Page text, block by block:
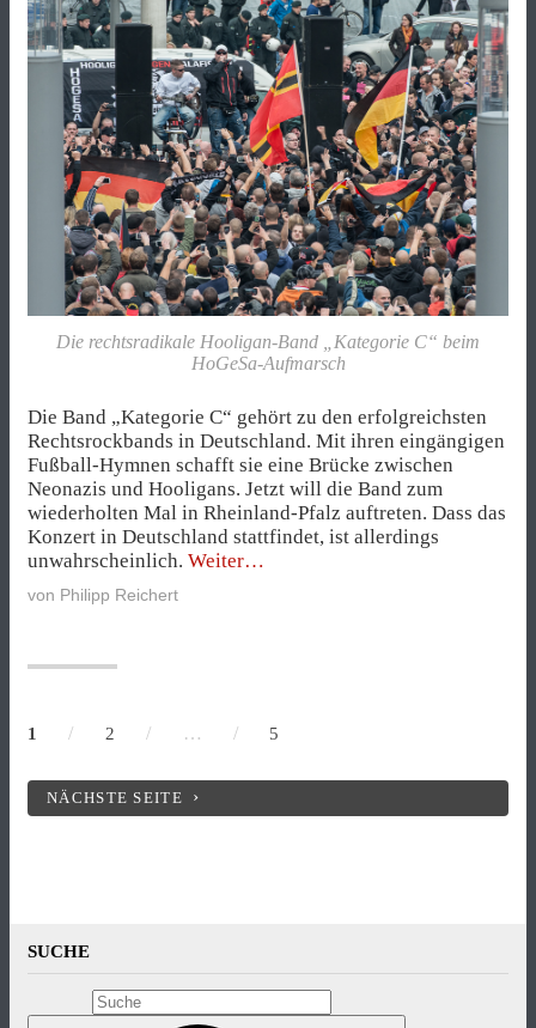
Die rechtsradikale Hooligan-Band „Kategorie C“ beim
HoGeSa-Aufmarsch
Die Band „Kategorie C“ gehört zu den erfolgreichsten
Rechtsrockbands in Deutschland. Mit ihren eingängigen
Fußball-Hymnen schafft sie eine Brücke zwischen
Neonazis und Hooligans. Jetzt will die Band zum
wiederholten Mal in Rheinland-Pfalz auftreten. Dass das
Konzert in Deutschland stattfindet, ist allerdings
unwahrscheinlich. Weiter„„Kategorie
an“
von Philipp Reichert
1 / 2 / … / 5
NÄCHSTE SEITE
SUCHE